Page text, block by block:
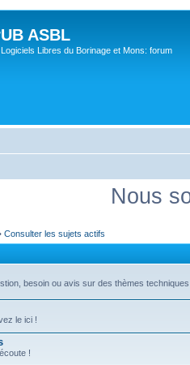
ASBL
Libres du Borinage et Mons: forum
Nous
Consulter les sujets actifs
besoin ou avis sur des thèmes
le ici !
!